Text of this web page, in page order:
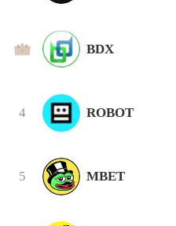
3 BDX
4 ROBOT
5 MBET